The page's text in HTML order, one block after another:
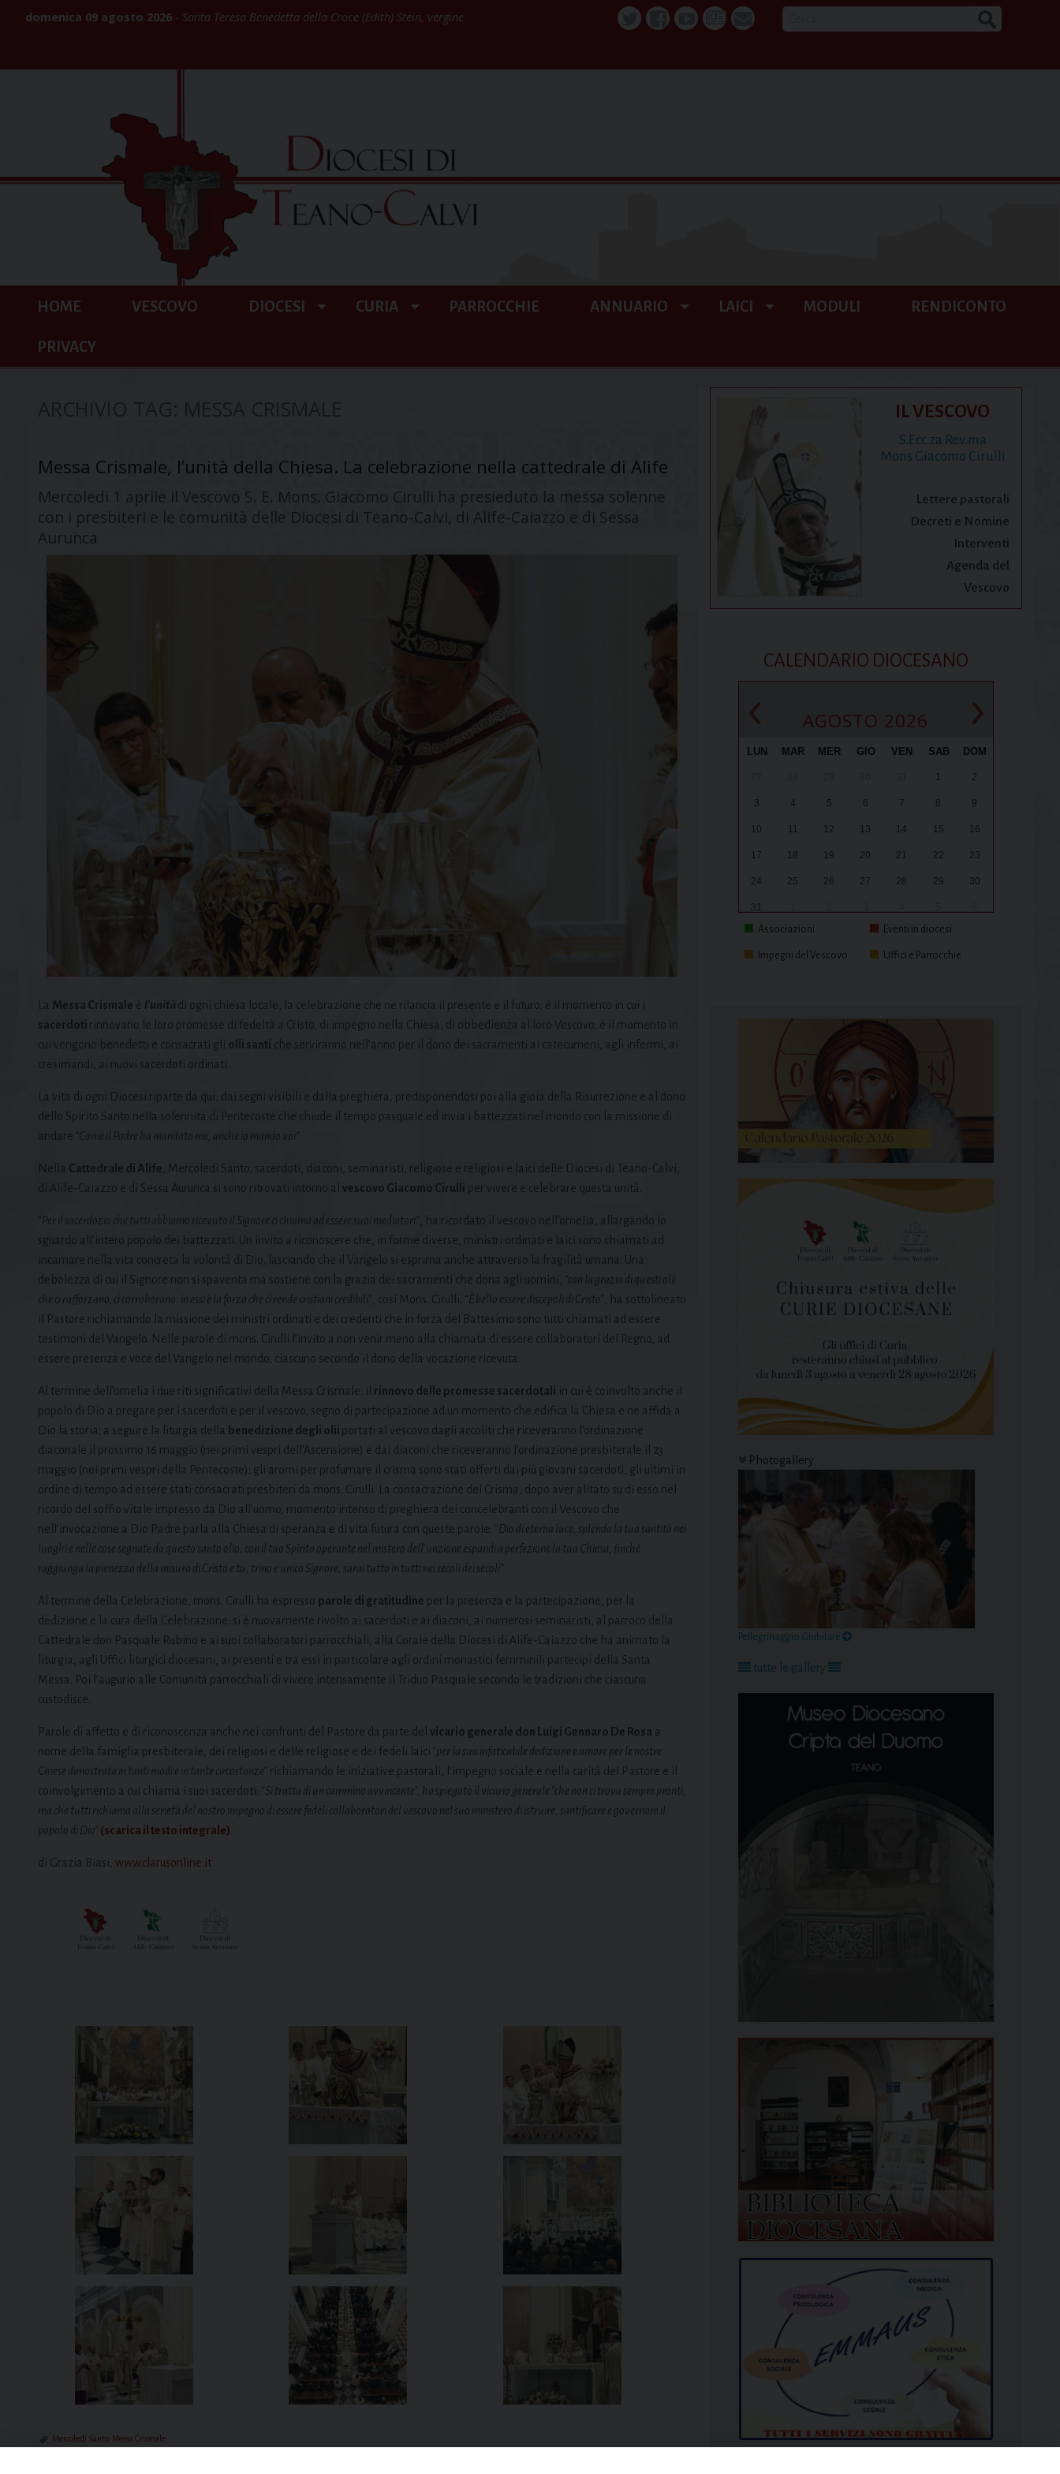
domenica 09 agosto 2026 Santa Teresa Benedetta della Croce (Edith) Stein, vergine
HOME VESCOVO DIOCESI CURIA PARROCCHIE ANNUARIO LAICI MODULI RENDICONTO
PRIVACY
Messa Crismale, l’unità della Chiesa. La celebrazione nella cattedrale di Alife
Mercoledì 1 aprile il Vescovo S. E. Mons. Giacomo Cirulli ha presieduto la messa solenne
con i presbiteri e le comunità delle Diocesi di Teano-Calvi, di Alife-Caiazzo e di Sessa
Aurunca
La Messa Crismale è l’unità di ogni chiesa locale, la celebrazione che ne rilancia il presente e il futuro; è il momento in cui i
sacerdoti rinnovano le loro promesse di fedeltà a Cristo, di impegno nella Chiesa, di obbedienza al loro Vescovo; è il momento in
cui vengono benedetti e consacrati gli olii santi che serviranno nell’anno per il dono dei sacramenti ai catecumeni, agli infermi, ai
cresimandi, ai nuovi sacerdoti ordinati.
La vita di ogni Diocesi riparte da qui, dai segni visibili e dalla preghiera, predisponendosi poi alla gioia della Risurrezione e al dono
dello Spirito Santo nella solennità di Pentecoste che chiude il tempo pasquale ed invia i battezzati nel mondo con la missione di
andare “Come il Padre ha mandato me, anche io mando voi”.
Nella Cattedrale di Alife , Mercoledì Santo, sacerdoti, diaconi, seminaristi, religiose e religiosi e laici delle Diocesi di Teano-Calvi,
di Alife-Caiazzo e di Sessa Aurunca si sono ritrovati intorno al vescovo Giacomo Cirulli per vivere e celebrare questa unità.
“Per il sacerdozio che tutti abbiamo ricevuto il Signore ci chiama ad essere suoi mediatori”
, ha ricordato il vescovo nell’omelia, allargando lo
sguardo all’intero popolo dei battezzati. Un invito a riconoscere che, in forme diverse, ministri ordinati e laici sono chiamati ad
incarnare nella vita concreta la volontà di Dio, lasciando che il Vangelo si esprima anche attraverso la fragilità umana. Una
debolezza di cui il Signore non si spaventa ma sostiene con la grazia dei sacramenti che dona agli uomini,
“con la grazia di questi olii
che ci rafforzano, ci corroborano: in essi è la forza che ci rende cristiani credibili”
, così Mons. Cirulli. “È bello essere discepoli di Cristo”
, ha sottolineato
il Pastore richiamando la missione dei ministri ordinati e dei credenti che in forza del Battesimo sono tutti chiamati ad essere
testimoni del Vangelo. Nelle parole di mons. Cirulli l’invito a non venir meno alla chiamata di essere collaboratori del Regno, ad
essere presenza e voce del Vangelo nel mondo, ciascuno secondo il dono della vocazione ricevuta.
Al termine dell’omelia i due riti significativi della Messa Crismale: il rinnovo delle promesse sacerdotali in cui è coinvolto anche il
popolo di Dio a pregare per i sacerdoti e per il vescovo, segno di partecipazione ad un momento che edifica la Chiesa e ne affida a
Dio la storia; a seguire la liturgia della benedizione degli olii portati al vescovo dagli accoliti che riceveranno l’ordinazione
diaconale il prossimo 16 maggio (nei primi vespri dell’Ascensione) e dai diaconi che riceveranno l’ordinazione presbiterale il 23
maggio (nei primi vespri della Pentecoste); gli aromi per profumare il crisma sono stati offerti dai più giovani sacerdoti, gli ultimi in
ordine di tempo ad essere stati consacrati presbiteri da mons. Cirulli. La consacrazione del Crisma, dopo aver alitato su di esso nel
ricordo del soffio vitale impresso da Dio all’uomo, momento intenso di preghiera dei concelebranti con il Vescovo che
nell’invocazione a Dio Padre parla alla Chiesa di speranza e di vita futura con queste parole: “Dio di eterna luce, splenda la tua santità nei
luoghi e nelle cose segnate da questo santo olio; con il tuo Spirito operante nel mistero dell’unzione espandi a perfezione la tua Chiesa, finché
raggiunga la pienezza della misura di Cristo e tu, trino e unico Signore, sarai tutto in tutti nei secoli dei secoli”.
Al termine della Celebrazione, mons. Cirulli ha espresso parole di gratitudine per la presenza e la partecipazione, per la
dedizione e la cura della Celebrazione: si è nuovamente rivolto ai sacerdoti e ai diaconi, ai numerosi seminaristi, al parroco della
Cattedrale don Pasquale Rubino e ai suoi collaboratori parrocchiali, alla Corale della Diocesi di Alife-Caiazzo che ha animato la
liturgia, agli Uffici liturgici diocesani, ai presenti e tra essi in particolare agli ordini monastici femminili partecipi della Santa
Messa. Poi l’augurio alle Comunità parrocchiali di vivere intensamente il Triduo Pasquale secondo le tradizioni che ciascuna
custodisce.
Parole di affetto e di riconoscenza anche nei confronti del Pastore da parte del vicario generale don Luigi Gennaro De Rosa a
nome della famiglia presbiterale, dei religiosi e delle religiose e dei fedeli laici “per la sua infaticabile dedizione e amore per le nostre
Chiese dimostrata in tanti modi e in tante circostanze” richiamando le iniziative pastorali, l’impegno sociale e nella carità del Pastore e il
coinvolgimento a cui chiama i suoi sacerdoti: “Si tratta di un cammino avvincente”, ha spiegato il vicario generale “che non ci trova sempre pronti,
ma che tutti richiama alla serietà del nostro impegno di essere fedeli collaboratori del vescovo nel suo ministero di istruire, santificare e governare il
popolo di Dio” (scarica il testo integrale)
di Grazia Biasi, www.clarusonline.it
Mercoledì Santo, Messa Crismale
IL VESCOVO
S.Ecc.za Rev.ma
Mons Giacomo Cirulli
Lettere pastorali
Decreti e Nomine
Interventi
Agenda del
Vescovo
CALENDARIO DIOCESANO
‹ AGOSTO 2026 ›
LUN MAR MER GIO VEN SAB DOM
1 2
3 4 5 6 7 8 9
10 11 12 13 14 15 16
17 18 19 20 21 22 23
24 25 26 27 28 29 30
31
Associazioni
Eventi in diocesi
Impegni del Vescovo Uffici e Parrocchie
Photogallery
Pellegrinaggio Giubilare
tutte le gallery